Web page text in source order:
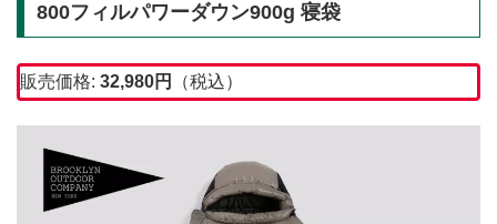
800フィルパワーダウン900g 寝袋
販売価格: 32,980円 （税込）